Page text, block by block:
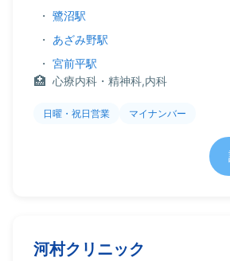
・ 鷺沼駅
・ あざみ野駅
・ 宮前平駅
心療内科・精神科,内科
日曜・祝日営業 マイナンバー
河村クリニック